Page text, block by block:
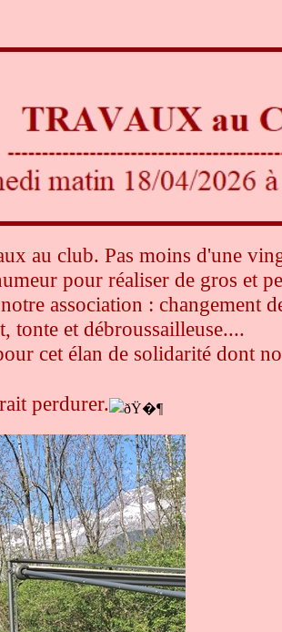
au club. Pas moins d'une
pour réaliser de gros et
association : changement
tonte et débroussailleuse....
cet élan de solidarité dont
perdurer.